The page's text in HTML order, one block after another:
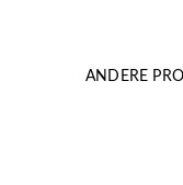
ANDERE